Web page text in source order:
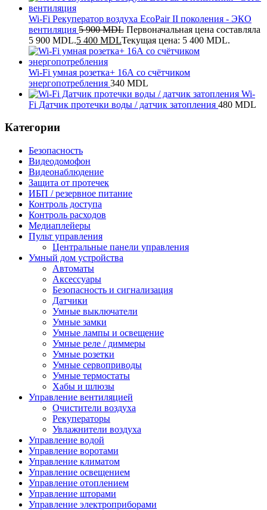
Wi-Fi Рекуператор воздуха EcoPair II поколения - ЭКО
вентиляция 5 900MDL Первоначальная цена составляла
5 900 MDL.5 400 MDLТекущая цена: 5 400 MDL.
Wi-Fi умная розетка+ 16А со счётчиком
энергопотребления 340 MDL
Wi-
Fi Датчик протечки воды / датчик затопления 480 MDL
Категории
Безопасность
Видеодомофон
Видеонаблюдение
Защита от протечек
ИБП / резервное питание
Контроль доступа
Контроль расходов
Медиаплейеры
Пульт управления
Центральные панели управления
Умный дом устройства
Автоматы
Аксессуары
Безопасность и сигнализация
Датчики
Умные выключатели
Умные замки
Умные лампы и освещение
Умные реле / диммеры
Умные розетки
Умные сервоприводы
Умные термостаты
Хабы и шлюзы
Управление вентиляцией
Очистители воздуха
Рекуператоры
Увлажнители воздуха
Управление водой
Управление воротами
Управление климатом
Управление освещением
Управление отоплением
Управление шторами
Управление электроприборами